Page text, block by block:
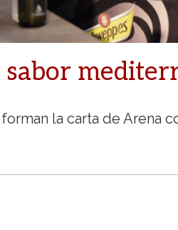
la carta de Arena